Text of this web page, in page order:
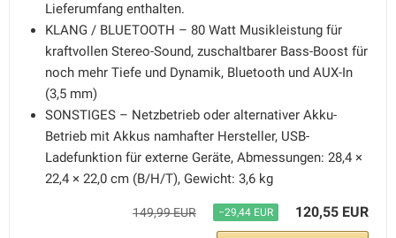
Lieferumfang enthalten.
KLANG / BLUETOOTH – 80 Watt Musikleistung für
kraftvollen Stereo-Sound, zuschaltbarer Bass-Boost für
noch mehr Tiefe und Dynamik, Bluetooth und AUX-In
(3,5 mm)
SONSTIGES – Netzbetrieb oder alternativer Akku-
Betrieb mit Akkus namhafter Hersteller, USB-
Ladefunktion für externe Geräte, Abmessungen: 28,4 ×
22,4 × 22,0 cm (B/H/T), Gewicht: 3,6 kg
149,99 EUR −29,44 EUR 120,55 EUR